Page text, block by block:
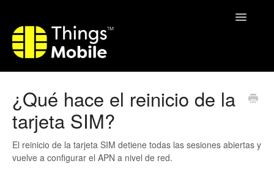
Toggle
¿Qué hace el reinicio de la
tarjeta SIM?
El reinicio de la tarjeta SIM detiene todas las sesiones abiertas y
vuelve a configurar el APN a nivel de red.